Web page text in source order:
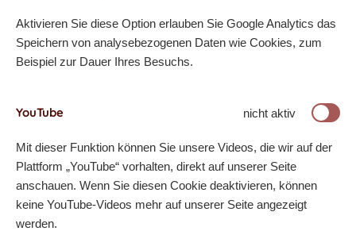
Aktivieren Sie diese Option erlauben Sie Google Analytics das
Speichern von analysebezogenen Daten wie Cookies, zum
Beispiel zur Dauer Ihres Besuchs.
YouTube nicht aktiv
Mit dieser Funktion können Sie unsere Videos, die wir auf der
Plattform „YouTube“ vorhalten, direkt auf unserer Seite
anschauen. Wenn Sie diesen Cookie deaktivieren, können
keine YouTube-Videos mehr auf unserer Seite angezeigt
werden.